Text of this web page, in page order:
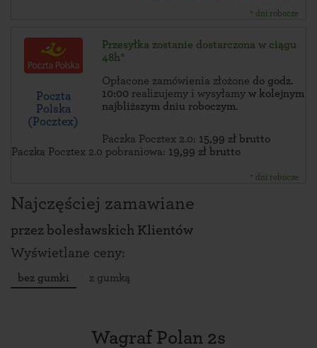
* dni robocze
Poczta
Polska
(Pocztex)
Przesyłka zostanie dostarczona w ciągu
48h*
Opłacone zamówienia złożone do godz.
10:00 realizujemy i wysyłamy w kolejnym
najbliższym dniu roboczym.
Paczka Pocztex 2.0: 15,99 zł brutto
Paczka Pocztex 2.0 pobraniowa: 19,99 zł brutto
* dni robocze
Najczęściej zamawiane
przez bolesławskich Klientów
Wyświetlane ceny:
bez gumki z gumką
Wagraf Polan 2s